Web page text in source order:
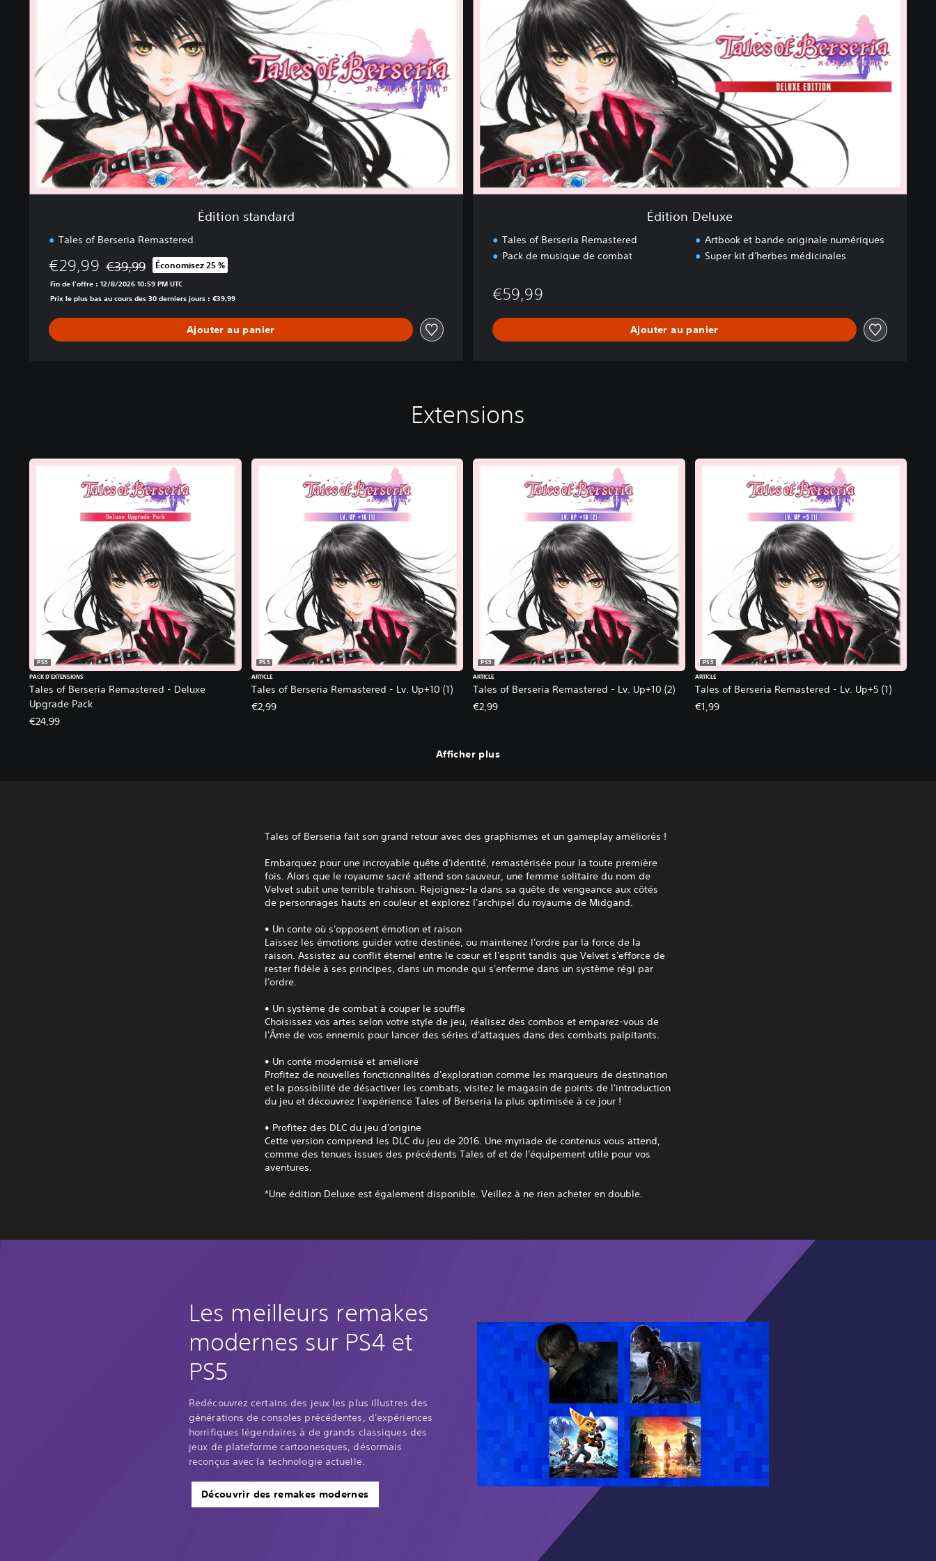
d
Édition standard
Tales of Berseria Remastered
€29,99 Remise par rapport au prix d'origine de €39,99
€39,99 Économisez 25 %
Fin de l'offre : 12/8/2026 10:59 PM UTC
Prix le plus bas au cours des 30 derniers jours : €39,99
Ajouter au panier
Édition Deluxe
Tales of Berseria Remastered
Pack de musique de combat
Artbook et bande originale numériques
Super kit d'herbes médicinales
€59,99
Ajouter au panier
Extensions
Tales of Berseria Remastered - Deluxe
Upgrade Pack
PS5
PACK D'EXTENSIONS
€24,99
Tales of Berseria Remastered - Lv. Up+10 (1)
PS5
ARTICLE
€2,99
Tales of Berseria Remastered - Lv. Up+10 (2)
PS5
ARTICLE
€2,99
Tales of Berseria Remastered - Lv. Up+5 (1)
PS5
ARTICLE
€1,99
Afficher plus
Tales of Berseria fait son grand retour avec des graphismes et un gameplay améliorés !
Embarquez pour une incroyable quête d'identité, remastérisée pour la toute première
fois. Alors que le royaume sacré attend son sauveur, une femme solitaire du nom de
Velvet subit une terrible trahison. Rejoignez-la dans sa quête de vengeance aux côtés
de personnages hauts en couleur et explorez l'archipel du royaume de Midgand.
• Un conte où s'opposent émotion et raison
Laissez les émotions guider votre destinée, ou maintenez l'ordre par la force de la
raison. Assistez au conflit éternel entre le cœur et l'esprit tandis que Velvet s'efforce de
rester fidèle à ses principes, dans un monde qui s'enferme dans un système régi par
l'ordre.
• Un système de combat à couper le souffle
Choisissez vos artes selon votre style de jeu, réalisez des combos et emparez-vous de
l'Âme de vos ennemis pour lancer des séries d'attaques dans des combats palpitants.
• Un conte modernisé et amélioré
Profitez de nouvelles fonctionnalités d'exploration comme les marqueurs de destination
et la possibilité de désactiver les combats, visitez le magasin de points de l'introduction
du jeu et découvrez l'expérience Tales of Berseria la plus optimisée à ce jour !
• Profitez des DLC du jeu d'origine
Cette version comprend les DLC du jeu de 2016. Une myriade de contenus vous attend,
comme des tenues issues des précédents Tales of et de l'équipement utile pour vos
aventures.
*Une édition Deluxe est également disponible. Veillez à ne rien acheter en double.
Les meilleurs remakes
modernes sur PS4 et
PS5
Redécouvrez certains des jeux les plus illustres des
générations de consoles précédentes, d'expériences
horrifiques légendaires à de grands classiques des
jeux de plateforme cartoonesques, désormais
reconçus avec la technologie actuelle.
Découvrir des remakes modernes